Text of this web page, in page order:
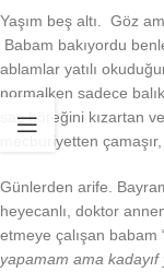
Yaşım beş altı. Göz
Babam bakıyordu
ablamlar yatılı
normalken sadece
saç böreğini kızartan
mecburiyetten
Günlerden arife.
heyecanlı, doktor
etmeye çalışan babam
yapamam ama kadayıf